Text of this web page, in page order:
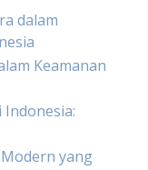
dalam
Keamanan
yang